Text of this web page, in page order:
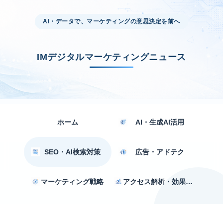
AI・データで、マーケティングの意思決定を前へ
IMデジタルマーケティングニュース
ホーム AI・生成AI活用
SEO・AI検索対策 広告・アドテク
マーケティング戦略 アクセス解析・効果測定